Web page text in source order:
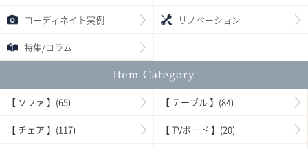
コーディネイト実例 リノベーション
特集/コラム
【 ソファ 】(65) 【 テーブル 】(84)
【 チェア 】(117) 【 TVボード 】(20)